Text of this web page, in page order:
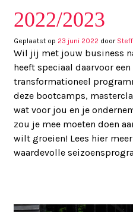
2022/2023
Geplaatst op 23 juni 2022 door
Wil jij met jouw business
heeft speciaal daarvoor
transformationeel
deze bootcamps,
wat voor jou en je
zou je mee moeten doen
wilt groeien! Lees hier
waardevolle